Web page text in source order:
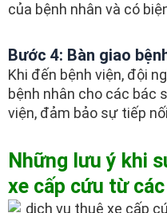
của bệnh nhân và có
Bước 4: Bàn giao
Khi đến bệnh viện, đội
bệnh nhân cho các bác
viện, đảm bảo sự tiếp
Những lưu ý khi
xe cấp cứu từ